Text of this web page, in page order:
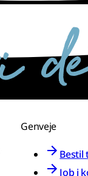
Genveje
Bestil
Job i